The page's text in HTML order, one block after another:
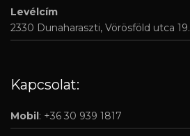
Levélcím
2330 Dunaharaszti, Vörösföld utca 19.
Kapcsolat:
Mobil: +36 30 939 1817